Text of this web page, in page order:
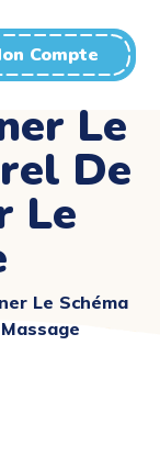
Compte
Le
De
Le
Le Schéma